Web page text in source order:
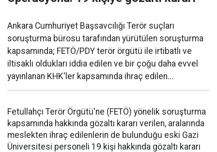
Ankara Cumhuriyet Başsavcılığı Terör suçları
soruşturma bürosu tarafından yürütülen soruşturma
kapsamında; FETÖ/PDY terör örgütü ile irtibatlı ve
iltisaklı oldukları iddia edilen ve bir çoğu daha evvel
yayınlanan KHK'ler kapsamında ihraç edilen...
Fetullahçı Terör Örgütü'ne (FETÖ) yönelik soruşturma
kapsamında hakkında gözaltı kararı verilen, aralarında
meslekten ihraç edilenlerin de bulunduğu eski Gazi
Üniversitesi personeli 19 kişi hakkında gözaltı kararı